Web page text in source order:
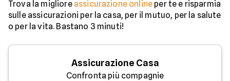
Trova la migliore assicurazione online per te e risparmia
sulle assicurazioni per la casa, per il mutuo, per la salute
o per la vita. Bastano 3 minuti!
Assicurazione Casa
Confronta più compagnie